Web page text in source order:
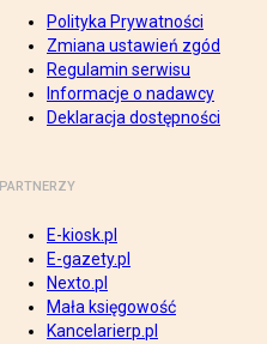
Polityka Prywatności
Zmiana ustawień zgód
Regulamin serwisu
Informacje o nadawcy
Deklaracja dostępności
PARTNERZY
E-kiosk.pl
E-gazety.pl
Nexto.pl
Mała księgowość
Kancelarierp.pl